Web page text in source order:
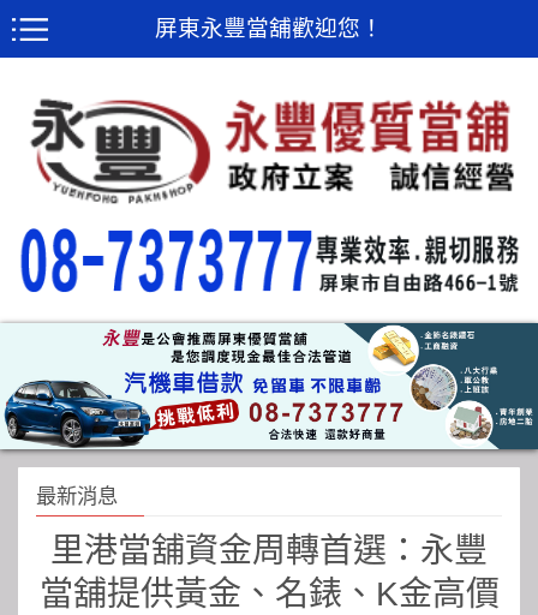
屏東永豐當舖歡迎您！
最新消息
里港當舖資金周轉首選：永豐
當舖提供黃金、名錶、K金高價